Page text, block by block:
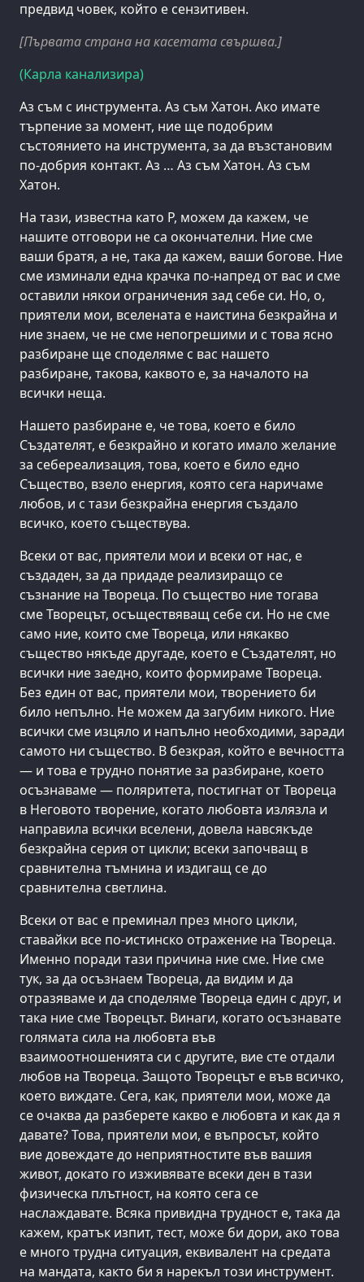
предвид човек, който е сензитивен.
[Първата страна на касетата свършва.]
(Карла канализира)
Аз съм с инструмента. Аз съм Хатон. Ако имате
търпение за момент, ние ще подобрим
състоянието на инструмента, за да възстановим
по-добрия контакт. Аз … Аз съм Хатон. Аз съм
Хатон.
На тази, известна като Р, можем да кажем, че
нашите отговори не са окончателни. Ние сме
ваши братя, а не, така да кажем, ваши богове. Ние
сме изминали една крачка по-напред от вас и сме
оставили някои ограничения зад себе си. Но, о,
приятели мои, вселената е наистина безкрайна и
ние знаем, че не сме непогрешими и с това ясно
разбиране ще споделяме с вас нашето
разбиране, такова, каквото е, за началото на
всички неща.
Нашето разбиране е, че това, което е било
Създателят, е безкрайно и когато имало желание
за себереализация, това, което е било едно
Същество, взело енергия, която сега наричаме
любов, и с тази безкрайна енергия създало
всичко, което съществува.
Всеки от вас, приятели мои и всеки от нас, е
създаден, за да придаде реализиращо се
съзнание на Твореца. По същество ние тогава
сме Творецът, осъществяващ себе си. Но не сме
само ние, които сме Твореца, или някакво
същество някъде другаде, което е Създателят, но
всички ние заедно, които формираме Твореца.
Без един от вас, приятели мои, творението би
било непълно. Не можем да загубим никого. Ние
всички сме изцяло и напълно необходими, заради
самото ни същество. В безкрая, който е вечността
— и това е трудно понятие за разбиране, което
осъзнаваме — поляритета, постигнат от Твореца
в Неговото творение, когато любовта излязла и
направила всички вселени, довела навсякъде
безкрайна серия от цикли; всеки започващ в
сравнителна тъмнина и издигащ се до
сравнителна светлина.
Всеки от вас е преминал през много цикли,
ставайки все по-истинско отражение на Твореца.
Именно поради тази причина ние сме. Ние сме
тук, за да осъзнаем Твореца, да видим и да
отразяваме и да споделяме Твореца един с друг, и
така ние сме Творецът. Винаги, когато осъзнавате
голямата сила на любовта във
взаимоотношенията си с другите, вие сте отдали
любов на Твореца. Защото Творецът е във всичко,
което виждате. Сега, как, приятели мои, може да
се очаква да разберете какво е любовта и как да я
давате? Това, приятели мои, е въпросът, който
вие довеждате до неприятностите във вашия
живот, докато го изживявате всеки ден в тази
физическа плътност, на която сега се
наслаждавате. Всяка привидна трудност е, така да
кажем, кратък изпит, тест, може би дори, ако това
е много трудна ситуация, еквивалент на средата
на мандата, както би я нарекъл този инструмент.